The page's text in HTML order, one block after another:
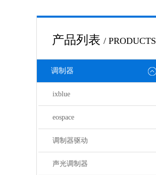
产品列表 / PRODUCTS
调制器
ixblue
eospace
调制器驱动
声光调制器